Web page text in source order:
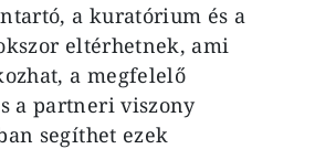
a kuratórium és a
eltérhetnek, ami
a megfelelő
a partneri viszony
segíthet ezek